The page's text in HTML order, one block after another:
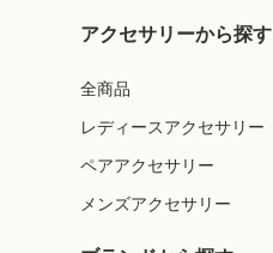
アクセサリーから探す
全商品
レディースアクセサリー
ペアアクセサリー
メンズアクセサリー